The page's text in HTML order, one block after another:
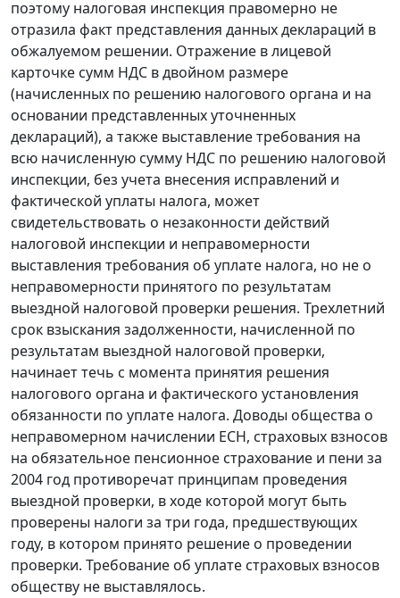
поэтому налоговая инспекция правомерно не
отразила факт представления данных деклараций в
обжалуемом решении. Отражение в лицевой
карточке сумм НДС в двойном размере
(начисленных по решению налогового органа и на
основании представленных уточненных
деклараций), а также выставление требования на
всю начисленную сумму НДС по решению налоговой
инспекции, без учета внесения исправлений и
фактической уплаты налога, может
свидетельствовать о незаконности действий
налоговой инспекции и неправомерности
выставления требования об уплате налога, но не о
неправомерности принятого по результатам
выездной налоговой проверки решения. Трехлетний
срок взыскания задолженности, начисленной по
результатам выездной налоговой проверки,
начинает течь с момента принятия решения
налогового органа и фактического установления
обязанности по уплате налога. Доводы общества о
неправомерном начислении ЕСН, страховых взносов
на обязательное пенсионное страхование и пени за
2004 год противоречат принципам проведения
выездной проверки, в ходе которой могут быть
проверены налоги за три года, предшествующих
году, в котором принято решение о проведении
проверки. Требование об уплате страховых взносов
обществу не выставлялось.